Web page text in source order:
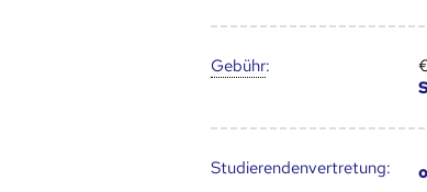
Gebühr:
Studierendenvertretung: